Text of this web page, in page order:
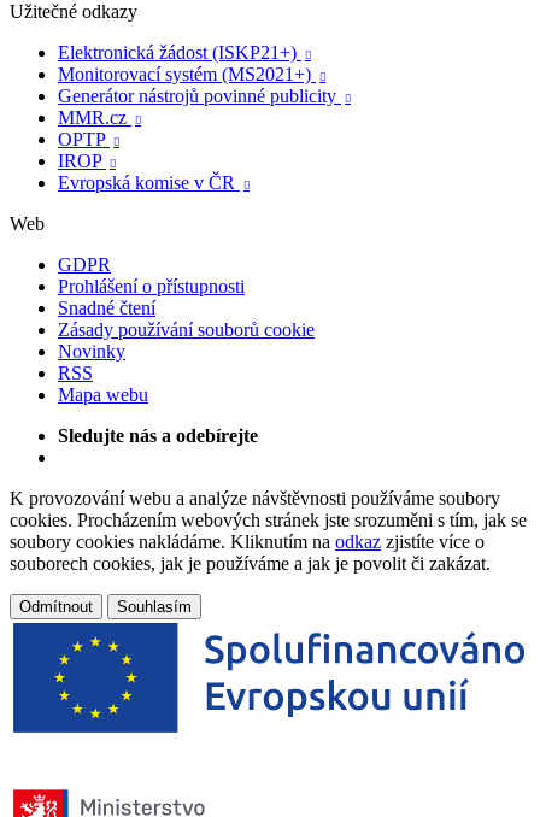
Užitečné odkazy
Elektronická žádost (ISKP21+)

Monitorovací systém (MS2021+) 
Generátor nástrojů povinné publicity 
MMR.cz 
OPTP 
IROP 
Evropská komise v ČR 
Web
GDPR
Prohlášení o přístupnosti
Snadné čtení
Zásady používání souborů cookie
Novinky
RSS
Mapa webu
Sledujte nás a odebírejte
K provozování webu a analýze návštěvnosti používáme soubory
cookies. Procházením webových stránek jste srozuměni s tím, jak se
soubory cookies nakládáme. Kliknutím na odkaz zjistíte více o
souborech cookies, jak je používáme a jak je povolit či zakázat.
Odmítnout Souhlasím